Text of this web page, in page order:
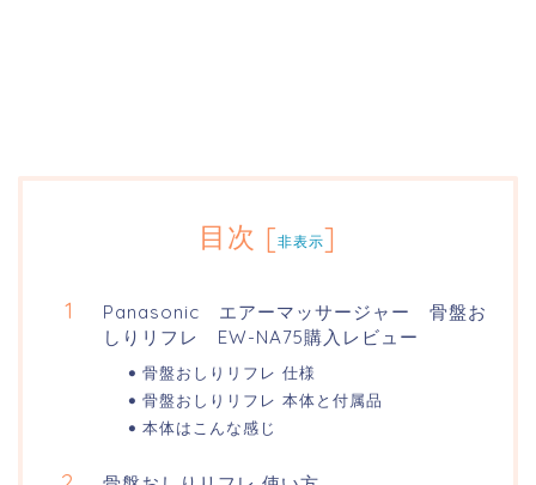
目次 [非表示]
Panasonic エアーマッサージャー 骨盤お
しりリフレ EW-NA75購入レビュー
骨盤おしりリフレ 仕様
骨盤おしりリフレ 本体と付属品
本体はこんな感じ